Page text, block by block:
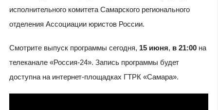
исполнительного комитета Самарского регионального
отделения Ассоциации юристов России.
Смотрите выпуск программы сегодня, 15 июня, в 21:00на
телеканале «Россия-24». Запись программы будет
доступна на интернет-площадках ГТРК «Самара».